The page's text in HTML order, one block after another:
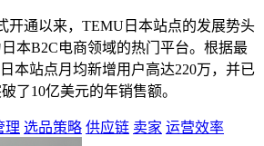
开通以来，TEMU日本站点的发展势头
本B2C电商领域的热门平台。根据最
本站点月均新增用户高达220万，并已
了10亿美元的年销售额。
理 选品策略 供应链 卖家 运营效率